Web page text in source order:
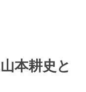
本耕史と